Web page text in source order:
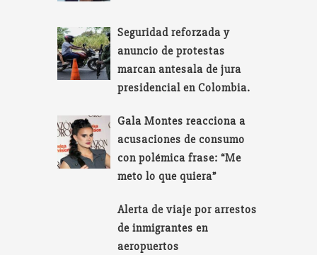
Seguridad reforzada y
anuncio de protestas
marcan antesala de jura
presidencial en Colombia.
Gala Montes reacciona a
acusaciones de consumo
con polémica frase: “Me
meto lo que quiera”
Alerta de viaje por arrestos
de inmigrantes en
aeropuertos